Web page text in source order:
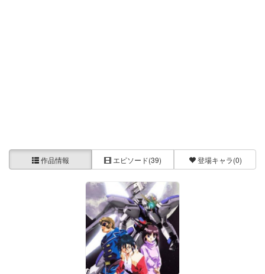
作品情報 エピソード(39) 登場キャラ(0)